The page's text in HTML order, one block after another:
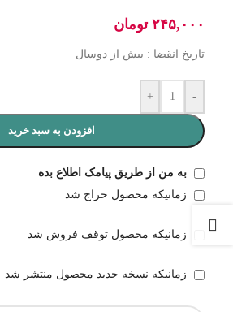
۲۴۵,۰۰۰ تومان
تاریخ انقضا : بیش از دوسال
-
+
افزودن به سبد خرید
به من از طریق پیامک اطلاع بده
زمانیکه محصول حراج شد
زمانیکه محصول توقف فروش شد
زمانیکه نسخه جدید محصول منتشر شد